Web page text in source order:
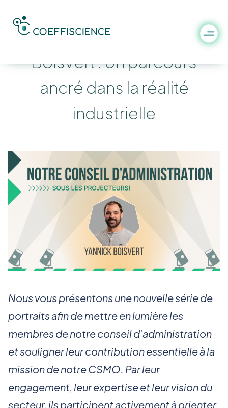
[MEMBRE DU C.A.] Yannick
Boisvert : Un parcours
ancré dans la réalité
industrielle
Nous vous présentons une nouvelle série de
portraits afin de mettre en lumière les
membres de notre conseil d’administration
et souligner leur contribution essentielle à la
mission de notre CSMO. Par leur
engagement, leur expertise et leur vision du
secteur, ils participent activement à orienter